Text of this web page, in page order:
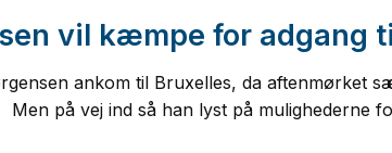
vil kæmpe for adgang
ankom til Bruxelles, da aftenmørket
Men på vej ind så han lyst på mulighederne